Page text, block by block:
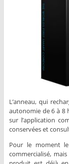
L’anneau, qui
autonomie de 6 à 8
sur l’application
conservées et
Pour le moment
commercialisé,